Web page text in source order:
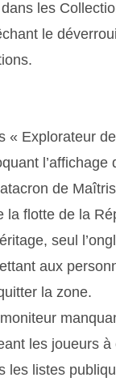
les
le
« Explorateur
de
la flotte de la
seul
aux
la zone.
les joueurs
les listes